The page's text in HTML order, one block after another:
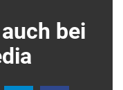
bei